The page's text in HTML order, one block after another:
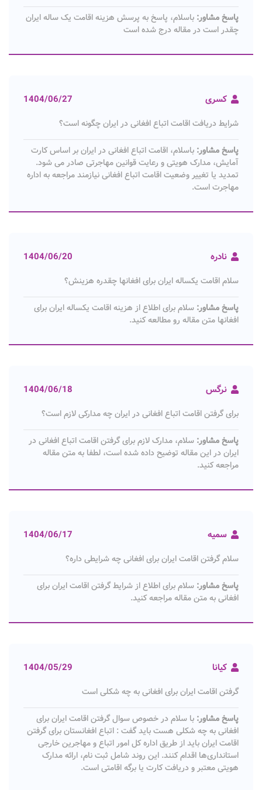
پاسخ مشاور: باسلام، پاسخ به پرسش هزینه اقامت یک ساله ایران
چقدر است در مقاله درج شده است
کسری 1404/06/27
شرایط دریافت اقامت اتباع افغانی در ایران چگونه است؟
پاسخ مشاور: باسلام، اقامت اتباع افغانی در ایران بر اساس کارت
آمایش، مدارک هویتی و رعایت قوانین مهاجرتی صادر می‌ شود.
تمدید یا تغییر وضعیت اقامت اتباع افغانی نیازمند مراجعه به اداره
مهاجرت است.
نادره 1404/06/20
سلام اقامت یکساله ایران برای افغانها چقدره هزینش؟
پاسخ مشاور: سلام برای اطلاع از هزینه اقامت یکساله ایران برای
افغانها متن مقاله رو مطالعه کنید.
نرگس 1404/06/18
برای گرفتن اقامت اتباع افغانی در ایران چه مدارکی لازم است؟
پاسخ مشاور: سلام، مدارک لازم برای گرفتن اقامت اتباع افغانی در
ایران در این مقاله توضیح داده شده است، لطفا به متن مقاله
مراجعه کنید.
سمیه 1404/06/17
سلام گرفتن اقامت ایران برای افغانی چه شرایطی داره؟
پاسخ مشاور: سلام برای اطلاع از شرایط گرفتن اقامت ایران برای
افغانی به متن مقاله مراجعه کنید.
کیانا 1404/05/29
گرفتن اقامت ایران برای افغانی به چه شکلی است
پاسخ مشاور: با سلام در خصوص سوال گرفتن اقامت ایران برای
افغانی به چه شکلی هست باید گفت : اتباع افغانستان برای گرفتن
اقامت ایران باید از طریق اداره کل امور اتباع و مهاجرین خارجی
استانداری‌ها اقدام کنند. این روند شامل ثبت‌ نام، ارائه مدارک
هویتی معتبر و دریافت کارت یا برگه اقامتی است.